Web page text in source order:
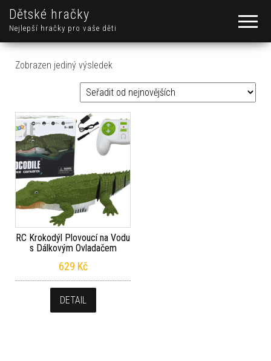
Dětské hračky
Nejlepší hračky pro vaše děti
Zobrazen jediný výsledek
RC Krokodýl Plovoucí na Vodu
s Dálkovým Ovladačem
629 Kč
DETAIL